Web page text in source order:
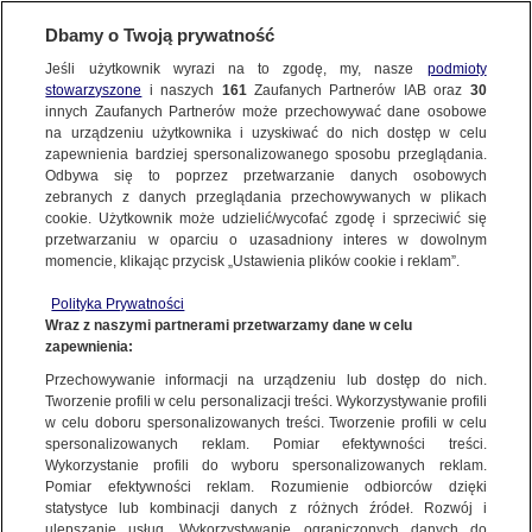
WROCŁAW
Mama zabitej 11-letniej Danusi o telefonie
córki i tym, co się dzieje w sprawie
Oprac.Bartłomiej Plewnia
18.05.2026, 17:14
Posłuchaj artykułu
Czyta lektor AI
Dbamy o Twoją prywatność
Jeśli użytkownik wyrazi na to zgodę, my, nasze podmioty
stowarzyszone i naszych 161Zaufanych Partnerów IAB oraz 30
innych Zaufanych Partnerów może przechowywać dane osobowe
na urządzeniu użytkownika i uzyskiwać do nich dostęp w celu
zapewnienia bardziej spersonalizowanego sposobu przeglądania.
Odbywa się to poprzez przetwarzanie danych osobowych
zebranych z danych przeglądania przechowywanych w plikach
cookie. Użytkownik może udzielić/wycofać zgodę i sprzeciwić się
przetwarzaniu w oparciu o uzasadniony interes w dowolnym
momencie, klikając przycisk „Ustawienia plików cookie i reklam”.
Polityka Prywatności
Wraz z naszymi partnerami przetwarzamy dane w celu
zapewnienia:
Przechowywanie informacji na urządzeniu lub dostęp do nich.
Tworzenie profili w celu personalizacji treści. Wykorzystywanie profili
w celu doboru spersonalizowanych treści. Tworzenie profili w celu
spersonalizowanych reklam. Pomiar efektywności treści.
Wykorzystanie profili do wyboru spersonalizowanych reklam.
Pomiar efektywności reklam. Rozumienie odbiorców dzięki
statystyce lub kombinacji danych z różnych źródeł. Rozwój i